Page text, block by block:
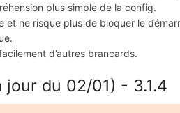
plus simple de la config.
ne risque plus de bloquer le
d’autres brancards.
du 02/01) - 3.1.4